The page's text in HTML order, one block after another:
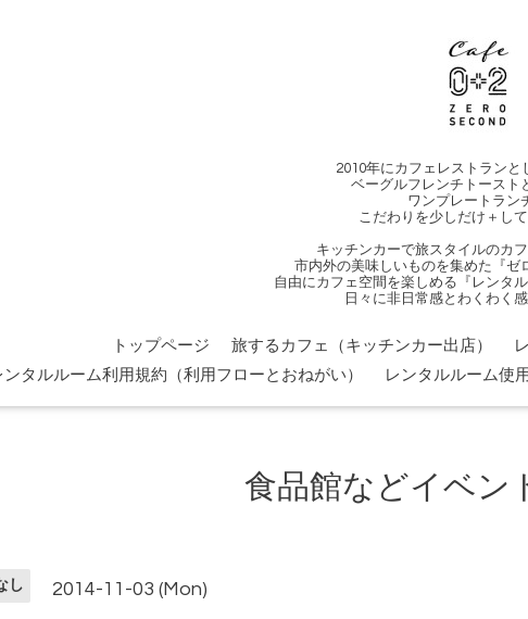
2010年にカフェレストランと
ベーグルフレンチトースト
ワンプレートラン
こだわりを少しだけ＋して
キッチンカーで旅スタイルのカ
市内外の美味しいものを集めた『ゼ
自由にカフェ空間を楽しめる『レンタ
日々に非日常感とわくわく感
トップページ 旅するカフェ（キッチンカー出店）
ンタルルーム利用規約（利用フローとおねがい）
レンタルルーム使
食品館などイベン
し 2014-11-03 (Mon)